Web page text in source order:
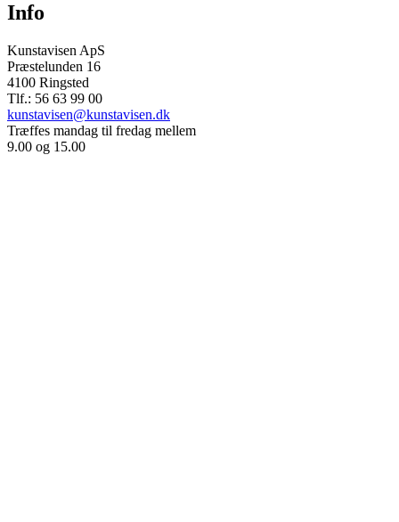
Info
Kunstavisen ApS
Præstelunden 16
4100 Ringsted
Tlf.: 56 63 99 00
kunstavisen@kunstavisen.dk
Træffes mandag til fredag mellem
9.00 og 15.00